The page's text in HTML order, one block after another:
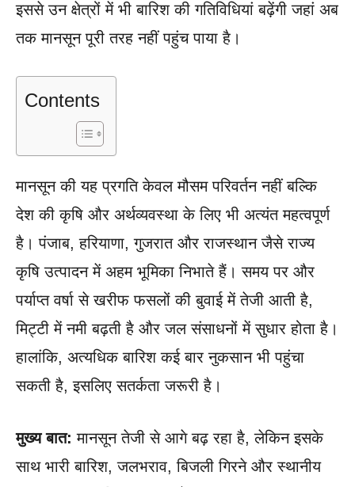
इससे उन क्षेत्रों में भी बारिश की गतिविधियां बढ़ेंगी जहां अब
तक मानसून पूरी तरह नहीं पहुंच पाया है।
Contents
मानसून की यह प्रगति केवल मौसम परिवर्तन नहीं बल्कि
देश की कृषि और अर्थव्यवस्था के लिए भी अत्यंत महत्वपूर्ण
है। पंजाब, हरियाणा, गुजरात और राजस्थान जैसे राज्य
कृषि उत्पादन में अहम भूमिका निभाते हैं। समय पर और
पर्याप्त वर्षा से खरीफ फसलों की बुवाई में तेजी आती है,
मिट्टी में नमी बढ़ती है और जल संसाधनों में सुधार होता है।
हालांकि, अत्यधिक बारिश कई बार नुकसान भी पहुंचा
सकती है, इसलिए सतर्कता जरूरी है।
मुख्य बात: मानसून तेजी से आगे बढ़ रहा है, लेकिन इसके
साथ भारी बारिश, जलभराव, बिजली गिरने और स्थानीय